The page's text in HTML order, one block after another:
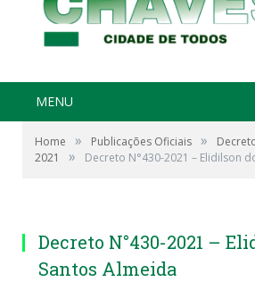
MENU
Home » Publicações Oficiais »
2021
» Decreto N°430-2021 – Elidilson
Decreto N°430-2021 –
Santos Almeida